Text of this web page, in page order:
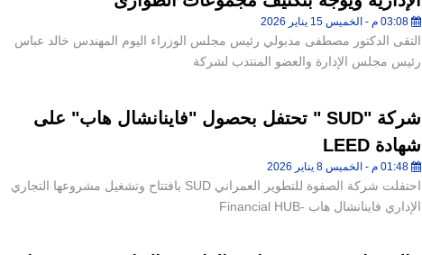
03:08 م - الخميس 15 يناير 2026
التقى الدكتور مصطفى مدبولي رئيس مجلس الوزراء اليوم المهندس خالد عباس
رئيس مجلس الإدارة والعضو المنتدب لشركة
شركة "SUD " تحتفل بحصول "فاينانشال هاب" على
شهادة LEED
01:48 م - الخميس 8 يناير 2026
احتفلت شركة الصفوة للتطوير العمراني SUD بافتتاح وتشغيل مشروعها التجاري
الإداري فاينانشال هاب -Financial HUB